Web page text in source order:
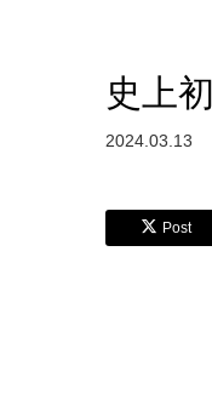
史上
2024.03.13
Post